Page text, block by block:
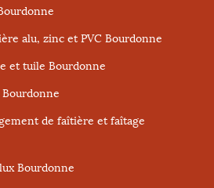
alu, zinc et PVC Bourdonne
et tuile Bourdonne
de faîtière et faîtage
Bourdonne